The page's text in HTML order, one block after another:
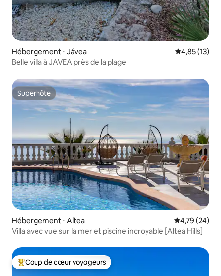
Hébergement ⋅ Jávea Évaluation
4,85 (13)
Belle villa à JAVEA près de la plage
Superhôte
Superhôte
Hébergement ⋅ Altea Évaluation
4,79 (24)
Villa avec vue sur la mer et piscine incroyable [Altea Hills]
Coups de cœur voyageurs les plus appréciés
Coup de cœur voyageurs